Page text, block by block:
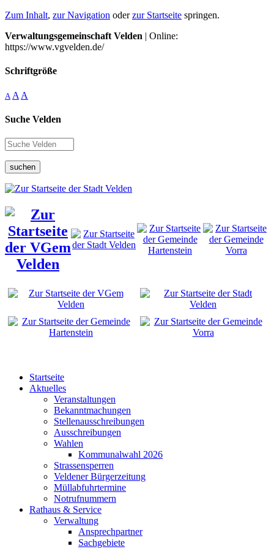
Zum Inhalt, zur Navigation oderzur Startseite springen.
Verwaltungsgemeinschaft Velden | Online:
https://www.vgvelden.de/
Schriftgröße
A A A
Suche Velden
suchen
Startseite
Aktuelles
Veranstaltungen
Bekanntmachungen
Stellenausschreibungen
Ausschreibungen
Wahlen
Kommunalwahl 2026
Strassensperren
Veldener Bürgerzeitung
Müllabfuhrtermine
Notrufnummern
Rathaus & Service
Verwaltung
Ansprechpartner
Sachgebiete